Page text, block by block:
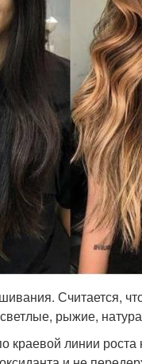
Считается,
рыжие,
краевой линии